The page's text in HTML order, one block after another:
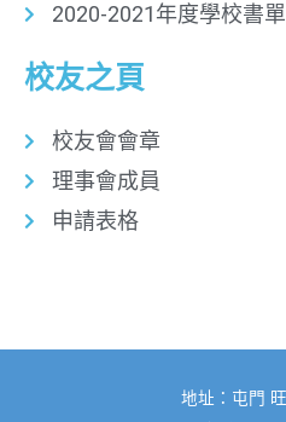
2020-2021年度學校書單
校友之頁
校友會會章
理事會成員
申請表格
地址：屯門